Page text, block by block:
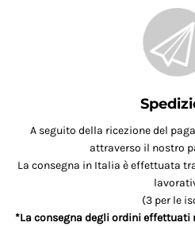
A seguito della ricezione del
attraverso il nostro
La consegna in Italia è effettuata
(3 per le
*La consegna degli ordini effettuati